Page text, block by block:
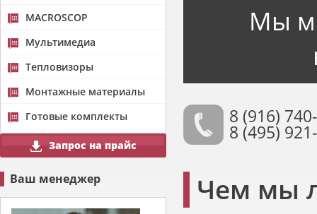
MACROSCOP
Мультимедиа
Тепловизоры
Монтажные материалы
Готовые комплекты
Запрос на прайс
Ваш менеджер
Мы
8 (916)
8 (495)
Чем мы